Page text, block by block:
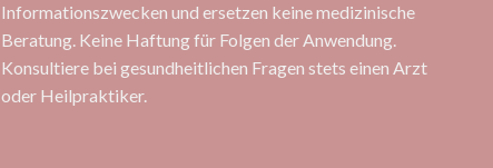
Informationszwecken und ersetzen keine medizinische
Beratung. Keine Haftung für Folgen der Anwendung.
Konsultiere bei gesundheitlichen Fragen stets einen Arzt
oder Heilpraktiker.